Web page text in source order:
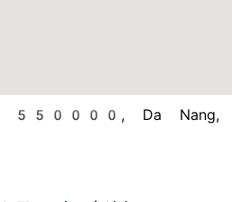
550000, Da Nang,